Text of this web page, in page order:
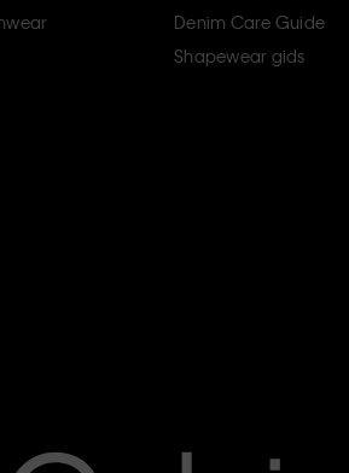
Denim Care Guide
Shapewear gids